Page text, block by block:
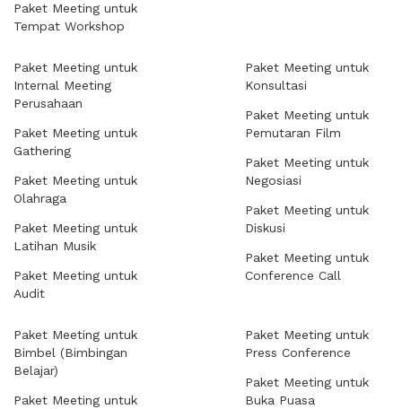
Paket Meeting untuk
Tempat Workshop
Paket Meeting untuk
Internal Meeting
Perusahaan
Paket Meeting untuk
Gathering
Paket Meeting untuk
Olahraga
Paket Meeting untuk
Latihan Musik
Paket Meeting untuk
Audit
Paket Meeting untuk
Konsultasi
Paket Meeting untuk
Pemutaran Film
Paket Meeting untuk
Negosiasi
Paket Meeting untuk
Diskusi
Paket Meeting untuk
Conference Call
Paket Meeting untuk
Bimbel (Bimbingan
Belajar)
Paket Meeting untuk
Paket Meeting untuk
Press Conference
Paket Meeting untuk
Buka Puasa